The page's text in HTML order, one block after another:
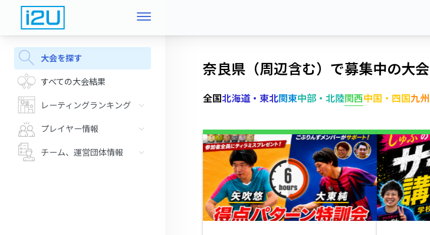
大会を探す
すべての大会結果
レーティングランキング
プレイヤー情報
チーム、運営団体情報
奈良県（周辺含む）で募集中の大会
全国北海道・東北関東中部・北陸関西中国・四国 九州